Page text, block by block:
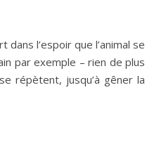
l’espoir que l’animal se
par exemple – rien de plus
répètent, jusqu’à gêner la